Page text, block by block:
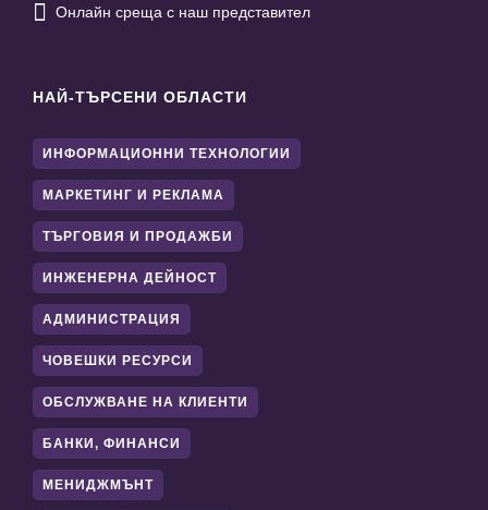
 Онлайн среща с наш представител
НАЙ-ТЪРСЕНИ ОБЛАСТИ
ИНФОРМАЦИОННИ ТЕХНОЛОГИИ
МАРКЕТИНГ И РЕКЛАМА
ТЪРГОВИЯ И ПРОДАЖБИ
ИНЖЕНЕРНА ДЕЙНОСТ
АДМИНИСТРАЦИЯ
ЧОВЕШКИ РЕСУРСИ
ОБСЛУЖВАНЕ НА КЛИЕНТИ
БАНКИ, ФИНАНСИ
МЕНИДЖМЪНТ